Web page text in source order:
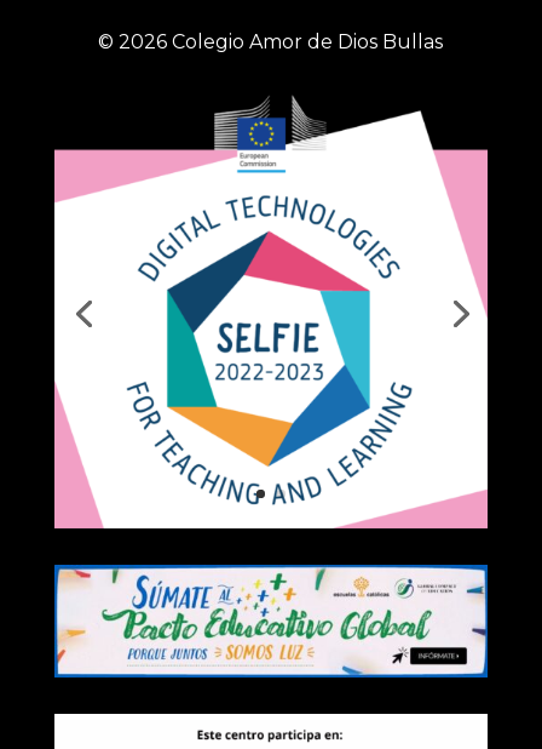
© 2026 Colegio Amor de Dios Bullas